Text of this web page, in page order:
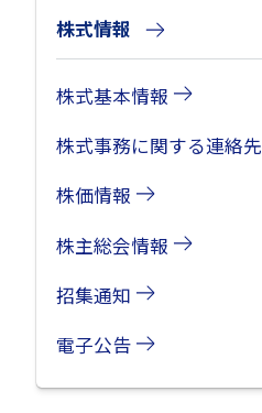
株式情報
株式基本情報
株式事務に関する連絡先
株価情報
株主総会情報
招集通知
電⼦公告